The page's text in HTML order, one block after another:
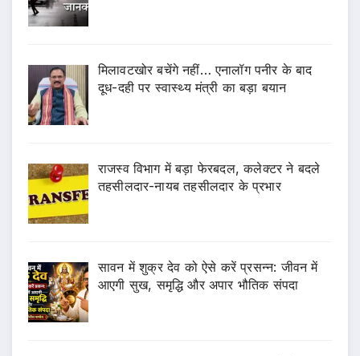
मिलावटखोर बचेंगे नहीं… एनालॉग पनीर के बाद
दूध-दही पर स्वास्थ्य मंत्री का बड़ा बयान
राजस्व विभाग में बड़ा फेरबदल, कलेक्टर ने बदले
तहसीलदार-नायब तहसीलदार के प्रभार
सावन में शुक्र देव को ऐसे करें प्रसन्न: जीवन में
आएगी सुख, समृद्धि और अपार भौतिक संपदा